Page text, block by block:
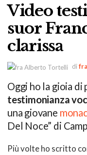
Video
suor
clarissa
di
Oggi ho la gioia di
testimonianza
una giovane
Del Noce” di
Più volte ho scritto